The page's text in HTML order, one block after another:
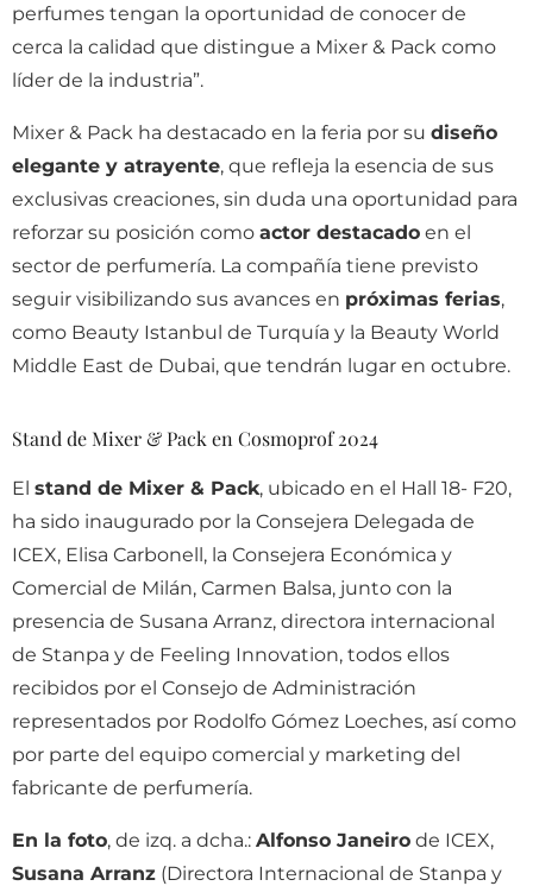
perfumes tengan la oportunidad de conocer de
cerca la calidad que distingue a Mixer & Pack como
líder de la industria”.
Mixer & Pack ha destacado en la feria por su diseño
elegante y atrayente, que refleja la esencia de sus
exclusivas creaciones, sin duda una oportunidad para
reforzar su posición como actor destacado en el
sector de perfumería. La compañía tiene previsto
seguir visibilizando sus avances en próximas ferias,
como Beauty Istanbul de Turquía y la Beauty World
Middle East de Dubai, que tendrán lugar en octubre.
Stand de Mixer & Pack en Cosmoprof 2024
El stand de Mixer & Pack, ubicado en el Hall 18- F20,
ha sido inaugurado por la Consejera Delegada de
ICEX, Elisa Carbonell, la Consejera Económica y
Comercial de Milán, Carmen Balsa, junto con la
presencia de Susana Arranz, directora internacional
de Stanpa y de Feeling Innovation, todos ellos
recibidos por el Consejo de Administración
representados por Rodolfo Gómez Loeches, así como
por parte del equipo comercial y marketing del
fabricante de perfumería.
En la foto, de izq. a dcha.: Alfonso Janeiro de ICEX,
Susana Arranz (Directora Internacional de Stanpa y